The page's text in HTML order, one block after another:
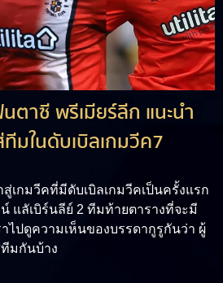
ตาซี พรีเมียร์ลีก แนะนำ
ทีมในดับเบิลเกมวีค7
เกมวีคที่มีดับเบิลเกมวีคเป็นครั้งแรก
แลัเบิร์นลีย์ 2 ทีมท้ายตารางที่จะมี
าไปดูความเห็นของบรรดากูรูกันว่า ผู้
มกันบ้าง